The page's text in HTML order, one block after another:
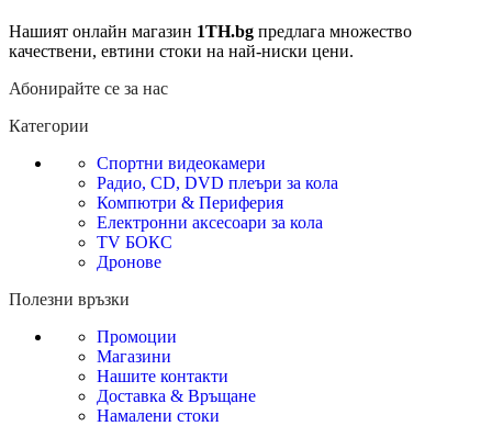
Нашият онлайн магазин 1TH.bg предлага множество
качествени, евтини стоки на най-ниски цени.
Абонирайте се за нас
Категории
Спортни видеокамери
Радио, CD, DVD плеъри за кола
Компютри & Периферия
Електронни аксесоари за кола
TV БОКС
Дронове
Полезни връзки
Промоции
Магазини
Нашите контакти
Доставка & Връщане
Намалени стоки